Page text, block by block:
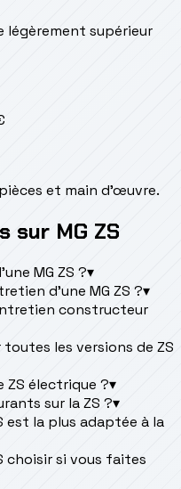
légèrement supérieur
et main d'œuvre.
sur MG ZS
MG ZS ?▾
d’une MG ZS ?▾
constructeur
les versions de ZS
ZS électrique ?▾
sur la ZS ?▾
est la plus adaptée à la
choisir si vous faites